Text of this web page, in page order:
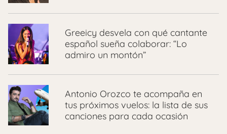
Greeicy desvela con qué cantante
español sueña colaborar: “Lo
admiro un montón”
Antonio Orozco te acompaña en
tus próximos vuelos: la lista de sus
canciones para cada ocasión